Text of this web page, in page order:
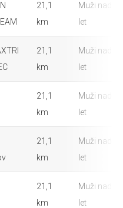
21,1
km
Muži nad 50
let
21,1
km
Muži nad 50
let
21,1
km
Muži nad 50
let
21,1
km
Muži nad 50
let
21,1
km
Muži nad 50
let